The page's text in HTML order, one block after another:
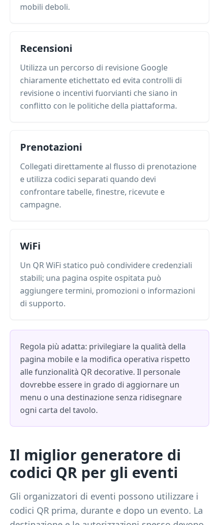
mobili deboli.
Recensioni
Utilizza un percorso di revisione Google
chiaramente etichettato ed evita controlli di
revisione o incentivi fuorvianti che siano in
conflitto con le politiche della piattaforma.
Prenotazioni
Collegati direttamente al flusso di prenotazione
e utilizza codici separati quando devi
confrontare tabelle, finestre, ricevute e
campagne.
WiFi
Un QR WiFi statico può condividere credenziali
stabili; una pagina ospite ospitata può
aggiungere termini, promozioni o informazioni
di supporto.
Regola più adatta: privilegiare la qualità della
pagina mobile e la modifica operativa rispetto
alle funzionalità QR decorative. Il personale
dovrebbe essere in grado di aggiornare un
menu o una destinazione senza ridisegnare
ogni carta del tavolo.
Il miglior generatore di
codici QR per gli eventi
Gli organizzatori di eventi possono utilizzare i
codici QR prima, durante e dopo un evento. La